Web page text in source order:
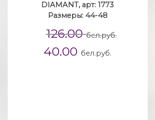
DIAMANT, арт: 1773
Размеры: 44-48
126.00бел.руб.
40.00 бел.руб.